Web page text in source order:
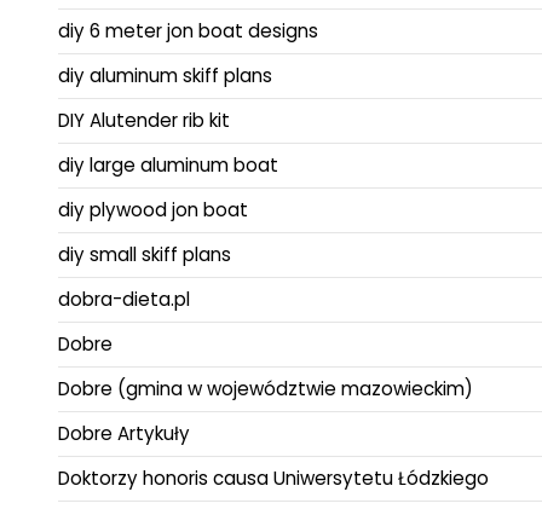
diy 6 meter jon boat designs
diy aluminum skiff plans
DIY Alutender rib kit
diy large aluminum boat
diy plywood jon boat
diy small skiff plans
dobra-dieta.pl
Dobre
Dobre (gmina w województwie mazowieckim)
Dobre Artykuły
Doktorzy honoris causa Uniwersytetu Łódzkiego